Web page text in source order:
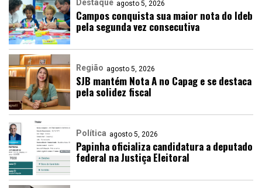
Destaque agosto 5, 2026
Campos conquista sua maior nota do Ideb
pela segunda vez consecutiva
Região agosto 5, 2026
SJB mantém Nota A no Capag e se destaca
pela solidez fiscal
Política agosto 5, 2026
Papinha oficializa candidatura a deputado
federal na Justiça Eleitoral